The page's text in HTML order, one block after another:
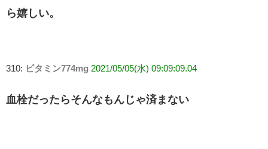
ら嬉しい。
310: ビタミン774mg 2021/05/05(水) 09:09:09.04
血栓だったらそんなもんじゃ済まない